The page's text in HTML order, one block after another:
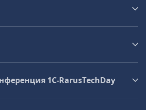
1C‑RarusTechDay